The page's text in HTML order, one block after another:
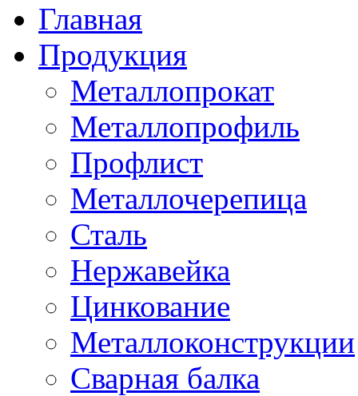
Главная
Продукция
Металлопрокат
Металлопрофиль
Профлист
Металлочерепица
Сталь
Нержавейка
Цинкование
Металлоконструкции
Сварная балка